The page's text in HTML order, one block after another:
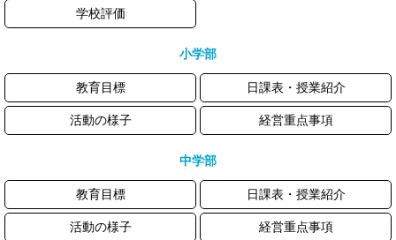
学校評価
小学部
教育目標 日課表・授業紹介
活動の様子 経営重点事項
中学部
教育目標 日課表・授業紹介
活動の様子 経営重点事項